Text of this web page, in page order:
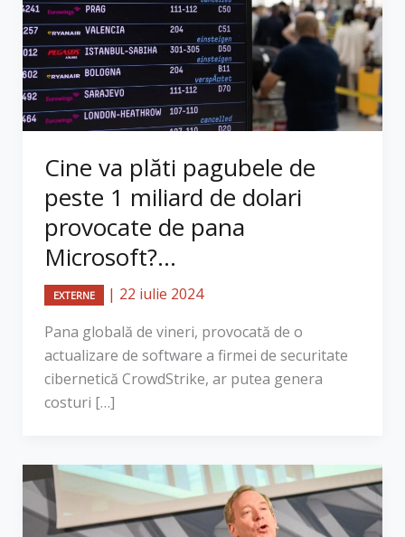
Cine va plăti pagubele de
peste 1 miliard de dolari
provocate de pana
Microsoft?...
EXTERNE | 22 iulie 2024
Pana globală de vineri, provocată de o
actualizare de software a firmei de securitate
cibernetică CrowdStrike, ar putea genera
costuri […]